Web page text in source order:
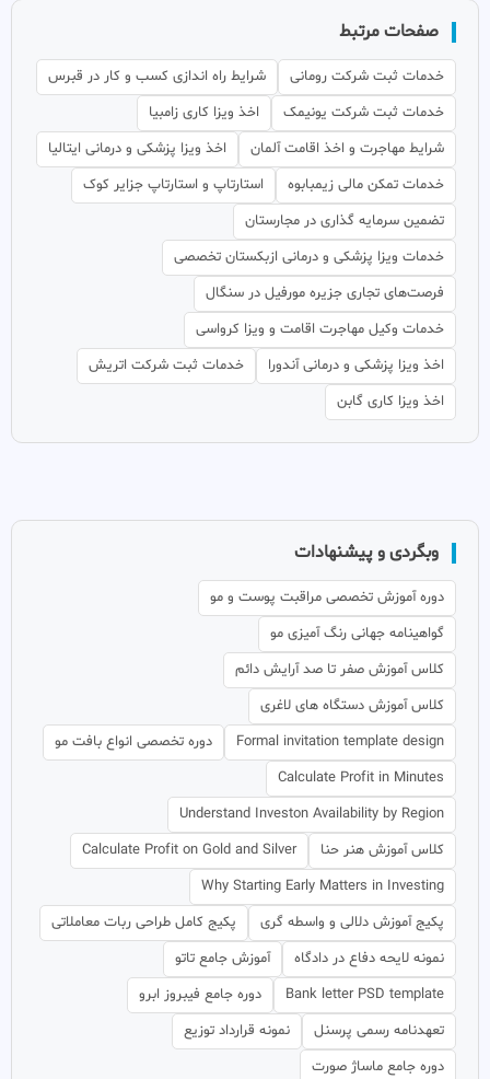
صفحات مرتبط
خدمات ثبت شرکت رومانی
شرایط راه اندازی کسب و کار در قبرس
خدمات ثبت شرکت یونیمک
اخذ ویزا کاری زامبیا
شرایط مهاجرت و اخذ اقامت آلمان
اخذ ویزا پزشکی و درمانی ایتالیا
خدمات تمکن مالی زیمبابوه
استارتاپ و استارتاپ جزایر کوک
تضمین سرمایه گذاری در مجارستان
خدمات ویزا پزشکی و درمانی ازبکستان تخصصی
فرصت‌های تجاری جزیره مورفیل در سنگال
خدمات وکیل مهاجرت اقامت و ویزا کرواسی
اخذ ویزا پزشکی و درمانی آندورا
خدمات ثبت شرکت اتریش
اخذ ویزا کاری گابن
وبگردی و پیشنهادات
دوره آموزش تخصصی مراقبت پوست و مو
گواهینامه جهانی رنگ آمیزی مو
کلاس آموزش صفر تا صد آرایش دائم
کلاس آموزش دستگاه های لاغری
Formal invitation template design
دوره تخصصی انواع بافت مو
Calculate Profit in Minutes
Understand Investon Availability by Region
کلاس آموزش هنر حنا
Calculate Profit on Gold and Silver
Why Starting Early Matters in Investing
پکیج آموزش دلالی و واسطه گری
پکیج کامل طراحی ربات معاملاتی
نمونه لایحه دفاع در دادگاه
آموزش جامع تاتو
Bank letter PSD template
دوره جامع فیبروز ابرو
تعهدنامه رسمی پرسنل
نمونه قرارداد توزیع
دوره جامع ماساژ صورت